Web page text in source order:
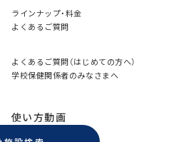
ラインナップ・料金
よくあるご質問
よくあるご質問（はじめての方へ）
学校保健関係者のみなさまへ
使い方動画